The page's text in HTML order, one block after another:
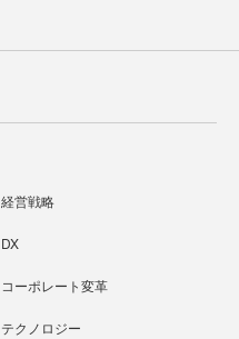
経営戦略
DX
コーポレート変革
テクノロジー